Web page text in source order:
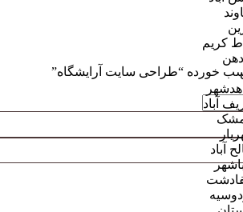
کریم
آباد
آباد
خورده “طراحی سایت آرایشگاه”